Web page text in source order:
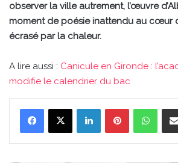
observer la ville autrement, l’œuvre
moment de poésie inattendu au cœur
écrasé par la chaleur.
A lire aussi : Canicule en Gironde :
modifie le calendrier du bac
LinkedinPinterest